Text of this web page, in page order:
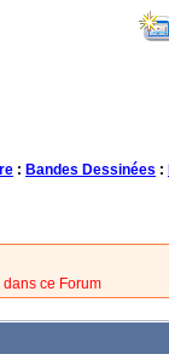
: Bandes Dessinées :
ce Forum